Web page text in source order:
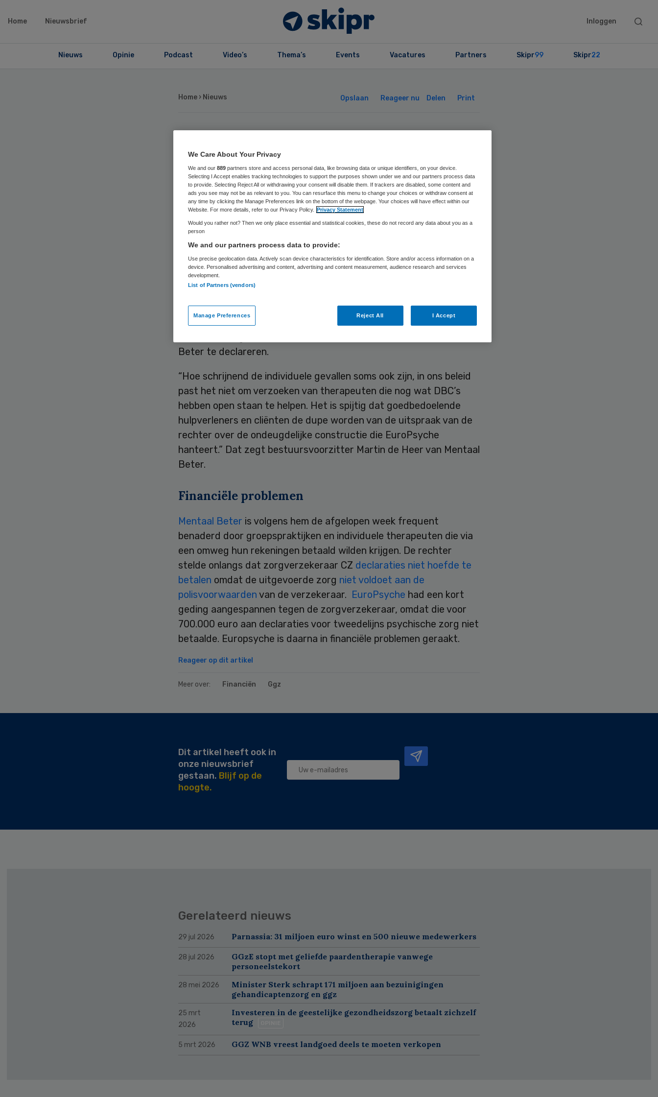
Home Nieuwsbrief Inloggen
Search
Nieuws Opinie Podcast Video’s Thema’s Events Vacatures Partners Skipr99 Skipr22
Home › Nieuws Opslaan Reageer nu Delen Print
Mentaal Beter weigert
therapeuten
EuroPsyche hulp
Skipr Redactie 1 juni 2012, 11:15
hulpvragen van groepspraktijken en individuele therapeuten. Zij
klopten aan bij Mentaal Beter met het verzoek om behandelingen
Beter te declareren.
“Hoe schrijnend de individuele gevallen soms ook zijn, in ons beleid
past het niet om verzoeken van therapeuten die nog wat DBC’s
hebben open staan te helpen. Het is spijtig dat goedbedoelende
hulpverleners en cliënten de dupe worden van de uitspraak van de
rechter over de ondeugdelijke constructie die EuroPsyche
hanteert.” Dat zegt bestuursvoorzitter Martin de Heer van Mentaal
Beter.
Financiële problemen
Mentaal Beter is volgens hem de afgelopen week frequent
benaderd door groepspraktijken en individuele therapeuten die via
een omweg hun rekeningen betaald wilden krijgen. De rechter
stelde onlangs dat zorgverzekeraar CZ declaraties niet hoefde te
betalen omdat de uitgevoerde zorg niet voldoet aan de
polisvoorwaarden van de verzekeraar. EuroPsyche had een kort
geding aangespannen tegen de zorgverzekeraar, omdat die voor
700.000 euro aan declaraties voor tweedelijns psychische zorg niet
betaalde. Europsyche is daarna in financiële problemen geraakt.
Reageer op dit artikel
Meer over: Financiën Ggz
Dit artikel heeft ook in
onze nieuwsbrief
gestaan. Blijf op de
hoogte.
Gerelateerd nieuws
29 jul 2026 Parnassia: 31 miljoen euro winst en 500 nieuwe medewerkers
28 jul 2026
GGzE stopt met geliefde paardentherapie vanwege
personeelstekort
28 mei 2026
Minister Sterk schrapt 171 miljoen aan bezuinigingen
gehandicaptenzorg en ggz
25 mrt
2026
Investeren in de geestelijke gezondheidszorg betaalt zichzelf
terug
5 mrt 2026 GGZ WNB vreest landgoed deels te moeten verkopen
We Care About Your Privacy
We and our 889 partners store and access personal data, like browsing data or unique identifiers, on your device.
Selecting I Accept enables tracking technologies to support the purposes shown under we and our partners process data
to provide. Selecting Reject All or withdrawing your consent will disable them. If trackers are disabled, some content and
ads you see may not be as relevant to you. You can resurface this menu to change your choices or withdraw consent at
any time by clicking the Manage Preferences link on the bottom of the webpage. Your choices will have effect within our
Website. For more details, refer to our Privacy Policy. Privacy Statement
Would you rather not? Then we only place essential and statistical cookies, these do not record any data about you as a
person
We and our partners process data to provide:
Use precise geolocation data. Actively scan device characteristics for identification. Store and/or access information on a
device. Personalised advertising and content, advertising and content measurement, audience research and services
development.
List of Partners (vendors)
Manage Preferences Reject All I Accept